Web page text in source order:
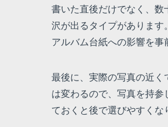
書いた直後だけでなく、
沢が出るタイプがあります
アルバム台紙への影響を事
最後に、実際の写真の近
は変わるので、写真を持
ておくと後で選びやすくな